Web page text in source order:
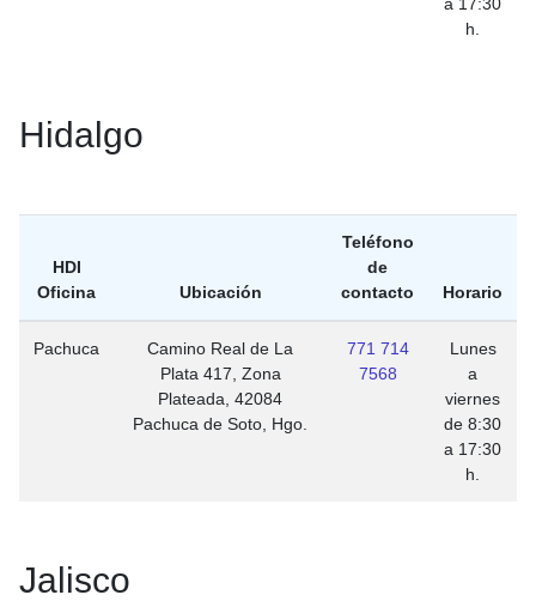
h.
Hidalgo
HDI
Oficina
Ubicación
Teléfono
de
contacto
Horario
Pachuca
Camino Real de La
Plata 417, Zona
Plateada, 42084
Pachuca de Soto, Hgo.
771 714
7568
Lunes
a
viernes
de 8:30
a 17:30
h.
Jalisco